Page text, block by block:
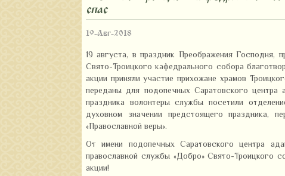
спас»
19-Авг-2018
19 августа, в праздник Преображения Господня,
Свято-Троицкого кафедрального собора
акции приняли участие прихожане храмов
переданы для подопечных Саратовского центра
праздника волонтеры службы посетили
духовном значении предстоящего праздника,
«Православной веры».
От имени подопечных Саратовского центра
православной службы «Добро» Свято-Троицкого
акции!